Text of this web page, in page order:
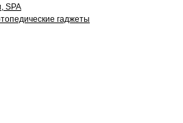
SPA
гаджеты